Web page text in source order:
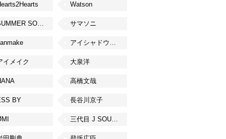
Watson
SUMMER SONIC サマソニ
アイシャドウベース
イメイク 大泉洋
高橋文哉
BY 長谷川京子
三代目 J SOUL BROTHERS from EXILE TRIBE